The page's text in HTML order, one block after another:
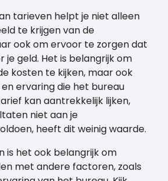
tarieven helpt je niet alleen
te krijgen van de
ook om ervoor te zorgen dat
je geld. Het is belangrijk om
kosten te kijken, maar ook
ervaring die het bureau
kan aantrekkelijk lijken,
niet aan je
heeft dit weinig waarde.
is het ook belangrijk om
met andere factoren, zoals